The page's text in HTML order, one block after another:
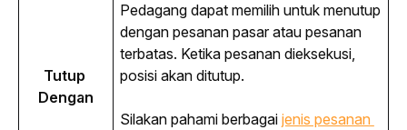
Tutup
Dengan
Pedagang dapat memilih untuk menutup
dengan pesanan pasar atau pesanan
terbatas. Ketika pesanan dieksekusi,
posisi akan ditutup.
Silakan pahami berbagai jenis pesanan